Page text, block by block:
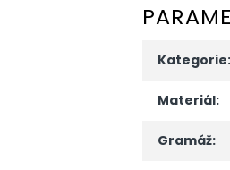
Kategorie:
Materiál:
Gramáž: